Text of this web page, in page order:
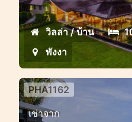
bedroom villa
วิลล่า / บ้าน
พังงา
6 bedroom villa
Nga
PHA1162
เช่าจาก